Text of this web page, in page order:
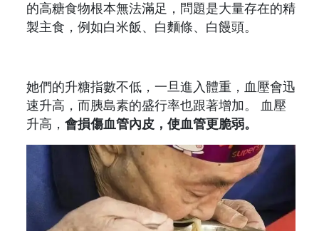
的高糖食物根本無法滿足，問題是大量存在的精
製主食，例如白米飯、白麵條、白饅頭。
她們的升糖指數不低，一旦進入體重，血壓會迅
速升高，而胰島素的盛行率也跟著增加。 血壓
升高， 會損傷血管內皮，使血管更脆弱。